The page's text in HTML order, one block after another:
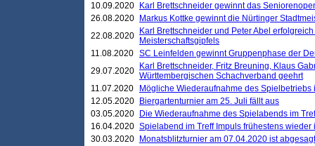
10.09.2020
Karl Brettschneider gewinnt das
26.08.2020
Markus Kottke gewinnt die Nürtinger
22.08.2020
Karl Brettschneider und Peter Abel
Meisterschaftsgipfels
11.08.2020 SC Leinfelden gewinnt Gruppenphase der
29.07.2020
Karl Brettschneider, Fritz Breuning, Klaus
Württembergischen Schachverband geehrt
11.07.2020
Mögliche Wiederaufnahme des Spielbetriebs
12.05.2020
Biergartenturnier am 25. Juli fällt aus
03.05.2020
Die Wiederaufnahme des Spielabends im
16.04.2020 Spielabend im Treff Impuls frühestens wieder
30.03.2020
Monatsblitzturnier am 07.04.2020 ist abgesagt